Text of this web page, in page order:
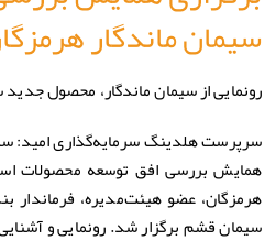
سیمان ماندگار
رونمایی از سیمان ماندگار، محصول
سرپرست هلدینگ سرمایه‌گذاری امید:
همایش بررسی افق توسعه محصولات
هرمزگان، عضو هیئت‌مدیره، فرماندار
سیمان قشم برگزار شد. رونمایی و